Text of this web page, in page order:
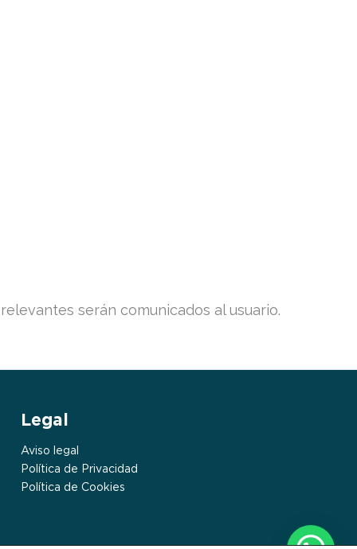
serán comunicados al usuario.
Legal
Aviso legal
Política de Privacidad
Política de Cookies